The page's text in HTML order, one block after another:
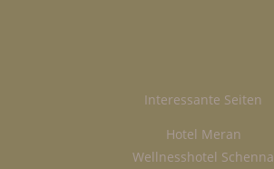
Interessante Seiten
Hotel Meran
Wellnesshotel Schenna